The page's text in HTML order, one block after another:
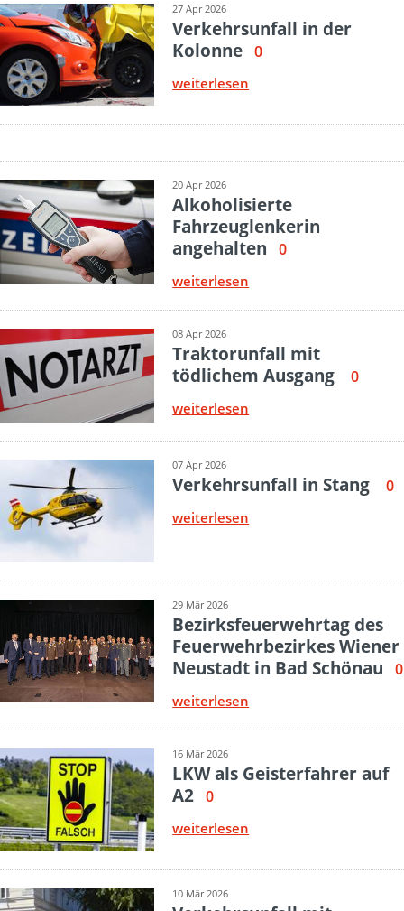
27 Apr 2026
Verkehrsunfall in der
Kolonne
0
weiterlesen
20 Apr 2026
Alkoholisierte
Fahrzeuglenkerin
angehalten
0
weiterlesen
08 Apr 2026
Traktorunfall mit
tödlichem Ausgang
0
weiterlesen
07 Apr 2026
Verkehrsunfall in Stang 0
weiterlesen
29 Mär 2026
Bezirksfeuerwehrtag des
Feuerwehrbezirkes Wiener
Neustadt in Bad Schönau
0
weiterlesen
16 Mär 2026
LKW als Geisterfahrer auf
A2
0
weiterlesen
10 Mär 2026